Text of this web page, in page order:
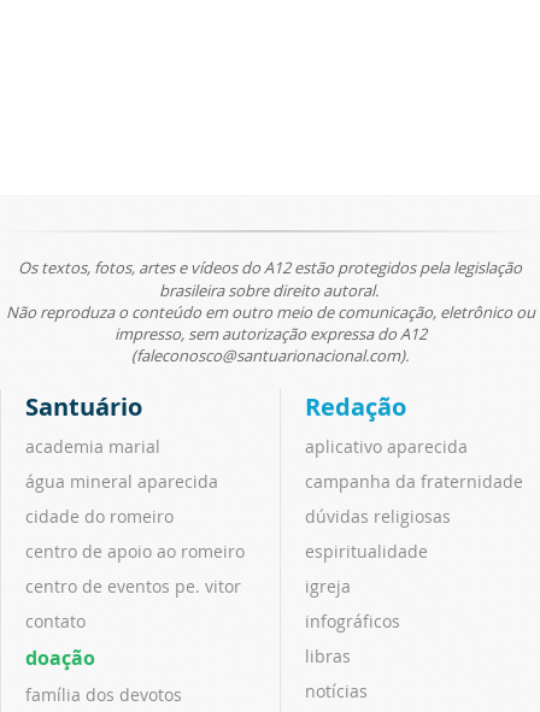
Os textos, fotos, artes e vídeos do A12 estão protegidos pela legislação
brasileira sobre direito autoral.
Não reproduza o conteúdo em outro meio de comunicação, eletrônico ou
impresso, sem autorização expressa do A12
(faleconosco@santuarionacional.com).
Santuário
academia marial
água mineral aparecida
cidade do romeiro
centro de apoio ao romeiro
centro de eventos pe. vitor
contato
doação
família dos devotos
Redação
aplicativo aparecida
campanha da fraternidade
dúvidas religiosas
espiritualidade
igreja
infográficos
libras
notícias